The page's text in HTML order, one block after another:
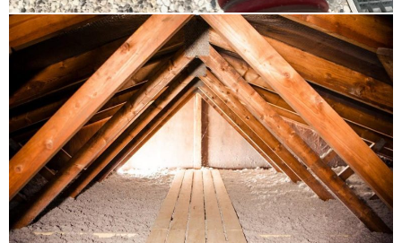
Im Stadtteil Eppendorf leben auf einer Gesamtfläche
von circa 2,7 qkm ungefähr 24.000 Einwohner. Bereits
im Jahre 1140 erstmals aktenkundig erwähnt, ist
Eppendorf das älteste Viertel Hamburgs. Eppendorf
wird dominiert durch eine Vielzahl repräsentativer
Stadthäuser, ferner durch das 1885 in Eppendorf
gegründete Krankenhaus (dem heutigen UKE) als
auch durch die 1894 aus der City hierher verlegten
Wohnstifte. Hamburg Eppendorf ist durch die U-
Bahnstrecken U1 und U3 sehr gut an das öffentliche
Verkehrsnetz angeschlossen. Über die Station